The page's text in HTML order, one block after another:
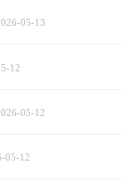
05-13
12
05-12
05-12